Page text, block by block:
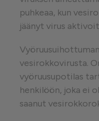
puhkeaa, kun
jäänyt virus
vesirokkovirusta.
vyöruusupotilas
henkilöön, joka ei
saanut